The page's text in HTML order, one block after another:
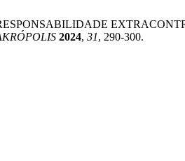
RESPONSABILIDADE
2024, 31, 290-300.